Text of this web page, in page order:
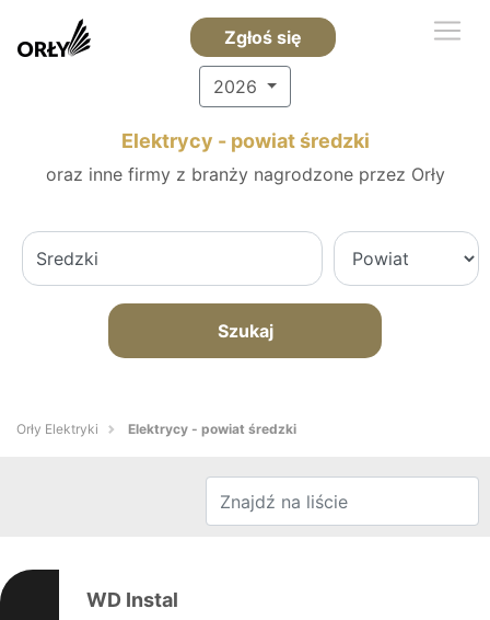
Zgłoś się
2026
Elektrycy - powiat średzki
oraz inne firmy z branży nagrodzone przez Orły
Szukaj
Orły Elektryki Elektrycy - powiat średzki
WD Instal